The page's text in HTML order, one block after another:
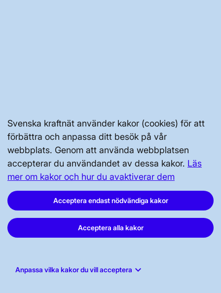
Svenska kraftnät använder kakor (cookies) för att
förbättra och anpassa ditt besök på vår
webbplats. Genom att använda webbplatsen
accepterar du användandet av dessa kakor. Läs
mer om kakor och hur du avaktiverar dem
Acceptera endast nödvändiga kakor
Acceptera alla kakor
Anpassa vilka kakor du vill acceptera keyboard_arrow_down
Svenska kraftnät, Box 1200, 172 24
Tel: 010-475 80 00
Vår dataskyddspolicy
Tillgänglighetsredogörelse